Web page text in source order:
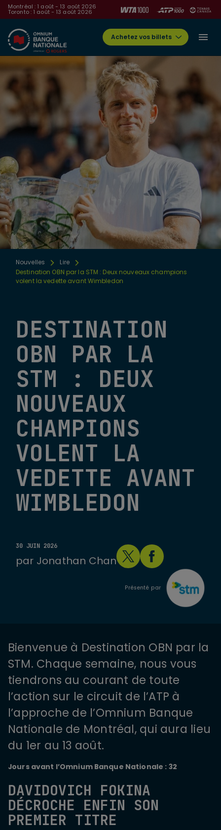
Montréal : 1 août - 13 août 2026
Toronto : 1 août - 13 août 2026
Achetez vos billets
Nouvelles
Lire
Destination OBN par la STM : Deux nouveaux champions
volent la vedette avant Wimbledon
DESTINATION
OBN PAR LA
STM : DEUX
NOUVEAUX
CHAMPIONS
VOLENT LA
VEDETTE AVANT
WIMBLEDON
30 JUIN 2026
par Jonathan Chan
Présenté par
Bienvenue à Destination OBN par la
STM. Chaque semaine, nous vous
tiendrons au courant de toute
l’action sur le circuit de l’ATP à
l’approche de l’Omnium Banque
Nationale de Montréal, qui aura lieu
du 1er au 13 août.
Jours avant l’Omnium Banque Nationale : 32
DAVIDOVICH FOKINA
DÉCROCHE ENFIN SON
PREMIER TITRE